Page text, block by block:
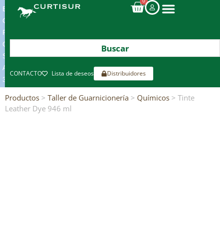
ENVIOS
GRATIS
POR
COMPRAS
SUPERIORES
A
300€*
CONTACTO Lista de deseos Distribuidores
Productos > Taller de Guarnicionería > Químicos > Tinte
Leather Dye 946 ml